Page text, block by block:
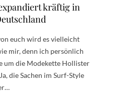
kräftig in
euch wird es vielleicht
mir, denn ich persönlich
um die Modekette Hollister
die Sachen im Surf-Style